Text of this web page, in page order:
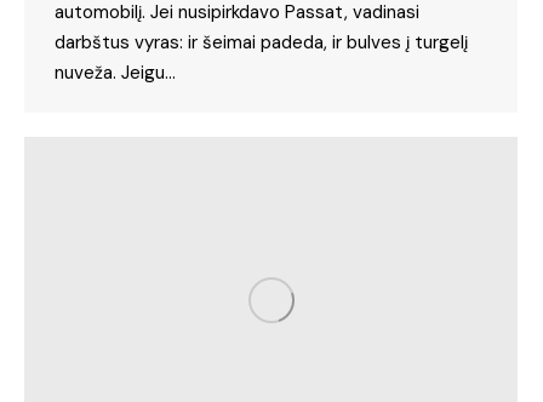
automobilį. Jei nusipirkdavo Passat, vadinasi
darbštus vyras: ir šeimai padeda, ir bulves į turgelį
nuveža. Jeigu…